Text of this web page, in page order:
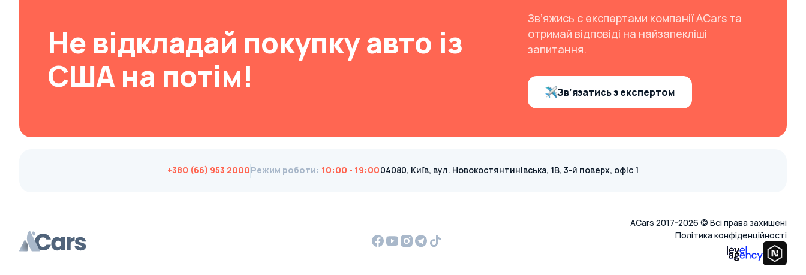
Bufori
Bugatti
Buick
ChangFeng
Не відкладай покупку авто із
США на потім!
Зв’яжись с експертами компанії ACars та
отримай відповіді на найзапекліші
запитання.
Зв’язатись з експертом
+380 (66) 953 2000Режим роботи: 10:00 - 19:0004080, Київ, вул. Новокостянтинівська, 1В, 3-й поверх, офіс 1
ACars 2017-2026 © Всі права захищені
Політика конфіденційності